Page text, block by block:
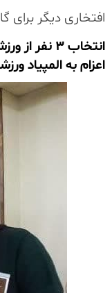
افتخاری دیگر برای
انتخاب ۳
اعزام به المپیاد